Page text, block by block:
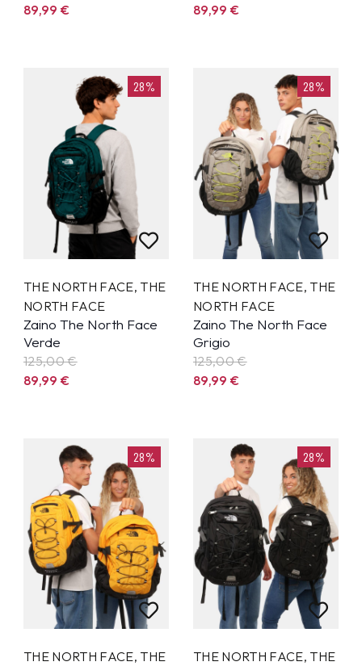
89,99€
89,99€
28%
THE NORTH FACE, THE
NORTH FACE
Zaino The North Face
Verde
125,00 €
89,99€
28%
THE NORTH FACE, THE
NORTH FACE
Zaino The North Face
Grigio
125,00 €
89,99€
28%
THE NORTH FACE, THE
28%
THE NORTH FACE, THE